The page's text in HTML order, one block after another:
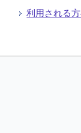
利用される